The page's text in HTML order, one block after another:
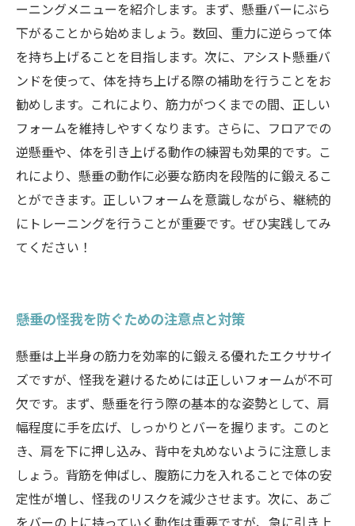
ーニングメニューを紹介します。まず、懸垂バーにぶら
下がることから始めましょう。数回、重力に逆らって体
を持ち上げることを目指します。次に、アシスト懸垂バ
ンドを使って、体を持ち上げる際の補助を行うことをお
勧めします。これにより、筋力がつくまでの間、正しい
フォームを維持しやすくなります。さらに、フロアでの
逆懸垂や、体を引き上げる動作の練習も効果的です。こ
れにより、懸垂の動作に必要な筋肉を段階的に鍛えるこ
とができます。正しいフォームを意識しながら、継続的
にトレーニングを行うことが重要です。ぜひ実践してみ
てください！
懸垂の怪我を防ぐための注意点と対策
懸垂は上半身の筋力を効率的に鍛える優れたエクササイ
ズですが、怪我を避けるためには正しいフォームが不可
欠です。まず、懸垂を行う際の基本的な姿勢として、肩
幅程度に手を広げ、しっかりとバーを握ります。このと
き、肩を下に押し込み、背中を丸めないように注意しま
しょう。背筋を伸ばし、腹筋に力を入れることで体の安
定性が増し、怪我のリスクを減少させます。次に、あご
をバーの上に持っていく動作は重要ですが、急に引き上